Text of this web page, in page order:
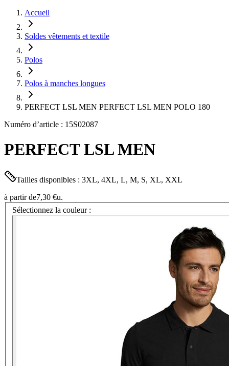
Accueil
Soldes vêtements et textile
Polos
Polos à manches longues
PERFECT LSL MEN PERFECT LSL MEN POLO 180
Numéro d’article : 15S02087
PERFECT LSL MEN
Tailles disponibles : 3XL, 4XL, L, M, S, XL, XXL
à partir de7,30 €u.
Sélectionnez la couleur :